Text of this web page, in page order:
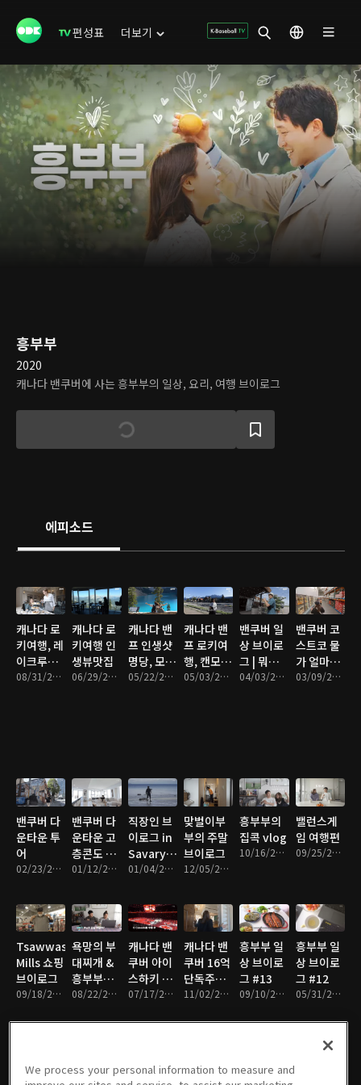
편성표 더보기
흥부부
2020
캐나다 밴쿠버에 사는 흥부부의 일상, 요리, 여행 브이로그
에피소드
캐나다 로
키여행, 레
이크루이
스와 애프
08/31/2023 • 11분
캐나다 로
키여행 인
생뷰맛집
06/29/2023 • 14분
캐나다 밴
프 인생샷
명당, 모레
인 레이크
05/22/2023 • 28분
캐나다 밴
프 로키여
행, 캔모어
에서 숙박
05/03/2023 • 19분
밴쿠버 일
상 브이로
그 | 뭐먹
지? 어디04/03/2023 • 29분
밴쿠버 코
스트코 물
가 얼마나
올랐나?03/09/2023 • 28분
밴쿠버 다
운타운 투
어
02/23/2023 • 14분
밴쿠버 다
운타운 고
층콘도 투
어
01/12/2023 • 15분
직장인 브
이로그 in
Savary
Island 01/04/2023 • 9분
맞벌이부
부의 주말
브이로그
12/05/2022 • 29분
흥부부의
집콕 vlog
10/16/2022 • 26분
밸런스게
임 여행편
09/25/2022 • 12분
Tsawwassen
Mills 쇼핑
브이로그
09/18/2022 • 26분
욕망의 부
대찌개 &
흥부부의
MBTI는?
08/22/2022 • 17분
캐나다 밴
쿠버 아이
스하키 직
관
vs
07/17/2022 • 7분
캐나다 밴
쿠버 16억
단독주택
은 어떻게
11/02/2021 • 12분
흥부부 일
상 브이로
그 #13
09/10/2021 • 15분
흥부부 일
상 브이로
그 #12
05/31/2021 • 21분
흥부부 일
흥부부 일
흥부부 일
흥부부 일
흥부부 일
We process your personal information to measure and